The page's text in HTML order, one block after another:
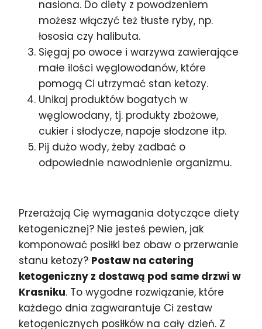
nasiona. Do diety z powodzeniem
możesz włączyć też tłuste ryby, np.
łososia czy halibuta.
Sięgaj po owoce i warzywa zawierające
małe ilości węglowodanów, które
pomogą Ci utrzymać stan ketozy.
Unikaj produktów bogatych w
węglowodany, tj. produkty zbożowe,
cukier i słodycze, napoje słodzone itp.
Pij dużo wody, żeby zadbać o
odpowiednie nawodnienie organizmu.
Przerażają Cię wymagania dotyczące diety
ketogenicznej? Nie jesteś pewien, jak
komponować posiłki bez obaw o przerwanie
stanu ketozy? Postaw na catering
ketogeniczny z dostawą pod same drzwi w
Krasniku. To wygodne rozwiązanie, które
każdego dnia zagwarantuje Ci zestaw
ketogenicznych posiłków na cały dzień. Z